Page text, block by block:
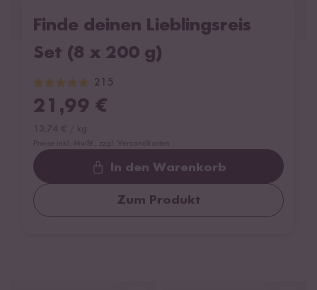
Finde deinen Lieblingsreis
Set (8 x 200 g)
215
21,99 €
In den Warenkorb
Zum Produkt